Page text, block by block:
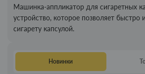
Машинка-аппликатор для сигаретных
устройство, которое позволяет быстро
сигарету капсулой.
Новинки